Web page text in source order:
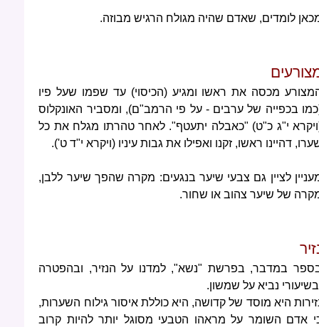
לומדים, שאדם שהיה מגולח הרגיש מבוזה.
מכסה את ראשו ומגיע (הכיסוי) עד שפמו שעל פיו
בכפייה של ערבים - על פי הרמב"ם), ומסביר האונקלוס
י"ג כ"ט) "כאבלה יתעטף". לאחר טהרתו מגלח את כל
דהיינו ראשו, זקנו ואפילו את גבות עיניו (ויקרא י"ד ט').
לציין גם צבעי שיער בנגעים: מקרה שהפך שיער ללבן,
של שיער צהוב או שחור.
במדבר, בפרשת "נשא", למדנו על הנזיר, ובהפטרה
נביא על שמשון.
היא מוסד של קדושה, היא כוללת איסור גילוח השערות,
אדם השומר על מראהו הטבעי מסוגל יותר להיות קרוב